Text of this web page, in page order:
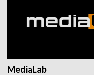
MediaLab